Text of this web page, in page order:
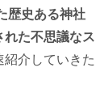
歴史ある神社
れた不思議なス
介していきた